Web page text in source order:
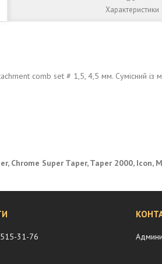
Характеристики
comb set # 1,5, 4,5 мм. Сумісний
Chrome Super Taper, Taper 2000, Icon,
31-76